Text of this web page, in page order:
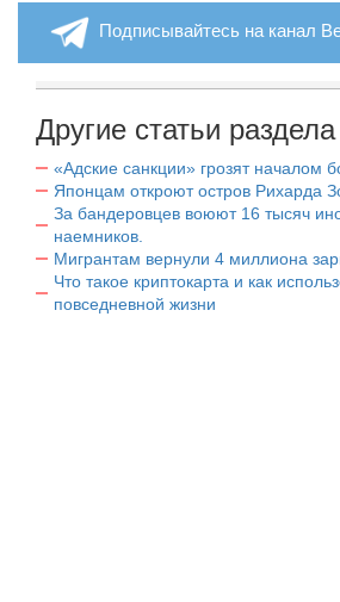
Подписывайтесь на канал
Другие статьи раздела
«Адские санкции» грозят началом
Японцам откроют остров Рихарда
За бандеровцев воюют 16 тысяч
наемников.
Мигрантам вернули 4 миллиона
Что такое криптокарта и как
повседневной жизни